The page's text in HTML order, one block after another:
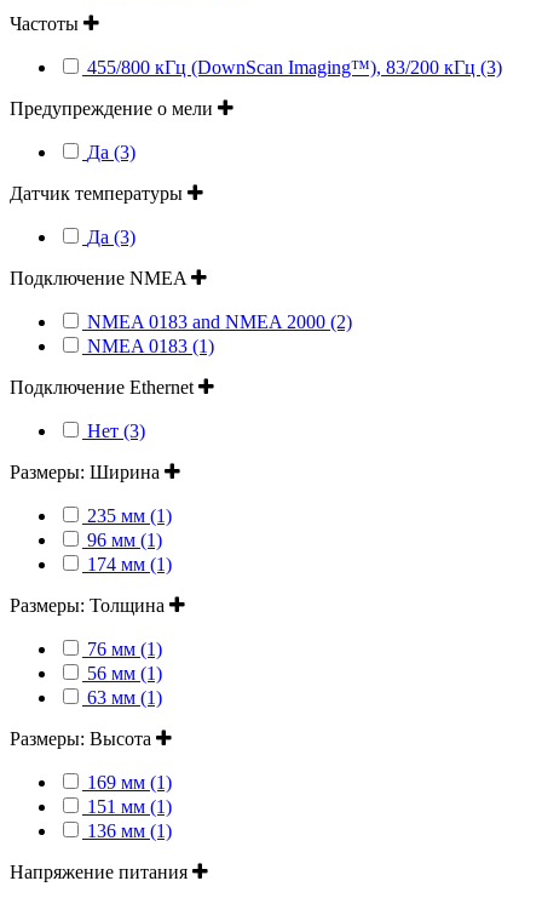
Частоты
455/800 кГц (DownScan Imaging™), 83/200 кГц (3)
Предупреждение о мели
Да (3)
Датчик температуры
Да (3)
Подключение NMEA
NMEA 0183 and NMEA 2000 (2)
NMEA 0183 (1)
Подключение Ethernet
Нет (3)
Размеры: Ширина
235 мм (1)
96 мм (1)
174 мм (1)
Размеры: Толщина
76 мм (1)
56 мм (1)
63 мм (1)
Размеры: Высота
169 мм (1)
151 мм (1)
136 мм (1)
Напряжение питания